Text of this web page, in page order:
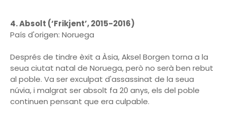
4. Absolt (‘Frikjent’, 2015-2016)
País d'origen: Noruega
Després de tindre èxit a Àsia, Aksel Borgen torna a la
seua ciutat natal de Noruega, però no serà ben rebut
al poble. Va ser exculpat d'assassinat de la seua
núvia, i malgrat ser absolt fa 20 anys, els del poble
continuen pensant que era culpable.